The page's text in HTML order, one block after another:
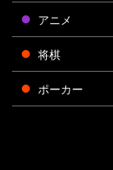
アニメ
将棋
ポーカー